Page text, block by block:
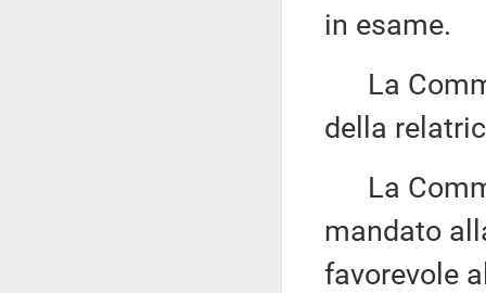
in esame.
La
della
La
mandato
favorevole